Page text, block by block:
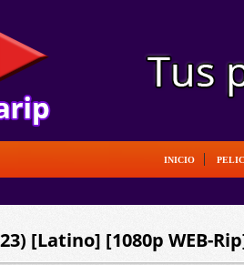
INICIO
[Latino] [1080p WEB-